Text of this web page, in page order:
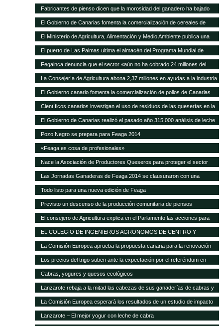
Fabricantes de pienso dicen que la morosidad del ganadero ha bajado
sensiblemente
El Gobierno de Canarias fomenta la comercialización de cereales de
variedades tradicionales de Canarias
El Ministerio de Agricultura, Alimentación y Medio Ambiente publica una
nueva convocatoria de subvenciones para proyectos de investigación
aplicada al sector ganadero por 6,3 millones de euros
El puerto de Las Palmas ultima el almacén del Programa Mundial de
Alimentos
Fegainca denuncia que el sector «aún no ha cobrado 24 millones del
POSEI 2013»
La Consejería de Agricultura abona 2,37 millones en ayudas a la industria
láctea y queserías artesanales
El Gobierno canario fomenta la comercialización de pollos de Canarias
Científicos canarios investigan el uso de residuos de las queserías en la
alimentación de ganado caprino
El Gobierno de Canarias realizó el pasado año 315.000 análisis de leche
y quesos de las Islas
Pozo Negro se prepara para Feaga 2014
«Feaga es cosa de profesionales»
Nace la Asociación de Productores Queseros para proteger el sector
Las Jornadas Ganaderas de Feaga 2014 se clausuraron con una
reivindicación al respeto del reglamento europeo sobre el POSEI
Todo listo para una nueva edición de Feaga
Previsto un descenso de la producción comunitaria de piensos
compuestos en 2014
El consejero de Agricultura explica en el Parlamento las acciones para
mejorar la situación de la ganadería canaria
EL COLEGIO DE INGENIEROS AGRONOMOS DE CENTRO Y
CANARIAS ofrece una sesión gratuita sobre Bioseguridad y gestión de
las explotaciones en ganadería
La Comisión Europea aprueba la propuesta canaria para la renovación
del AIEM
Los precios del trigo suben ante la expectación por el referéndum en
Crimea
Cabras, yogures y quesos ecológicos
Lanzarote rebaja a la mitad las cabezas de sus ganaderías de cabras y
ovejas Las exigencias de Europa para conceder las ayudas deja unas
12.000 cabezas caprinas y casi 4.000 ovinas
La Comisión Europea esperará los resultados de un estudio de impacto
para modificar el POSEI
Lanzarote – El mejor yogur con leche de cabra